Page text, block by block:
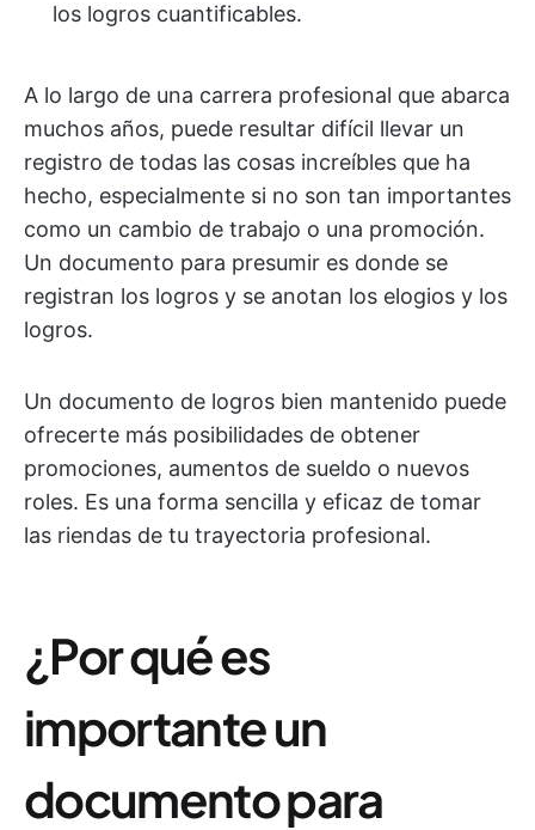
los logros cuantificables.
A lo largo de una carrera profesional que abarca
muchos años, puede resultar difícil llevar un
registro de todas las cosas increíbles que ha
hecho, especialmente si no son tan importantes
como un cambio de trabajo o una promoción.
Un documento para presumir es donde se
registran los logros y se anotan los elogios y los
logros.
Un documento de logros bien mantenido puede
ofrecerte más posibilidades de obtener
promociones, aumentos de sueldo o nuevos
roles. Es una forma sencilla y eficaz de tomar
las riendas de tu trayectoria profesional.
¿Por qué es
importante un
documento para